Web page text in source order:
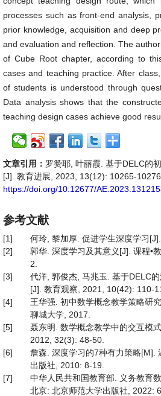
processes such as front-end analysis,
prior knowledge, acquisition and deep
and evaluation and reflection. The
of Cube Root chapter, according to
cases and teaching practice. After
of students is understood through
Data analysis shows that the
teaching design cases achieve good
文章引用： 罗赞耶, 叶丽霞. 基于DELC的
[J]. 教育进展, 2023, 13(12): 10265-10276.
https://doi.org/10.12677/
参考文献
[1]
何玲, 黎加厚. 促进学生深度学习
[2]
郭华. 深度学习及其意义[J]. 课程•
2.
[3]
代洋, 郭俊杰, 马兆玉. 基于DELC
[J]. 教育观察, 2021, 10(42): 110-
[4]
王华强. 初中数学概念教学策略研
聊城大学, 2017.
[5]
聂东明. 数学概念教学中的交互模
2012, 32(3): 48-50.
[6]
詹森. 深度学习的7种有力策略[M].
出版社, 2010: 8-19.
[7]
中华人民共和国教育部. 义务教育
北京: 北京师范大学出版社, 2022: